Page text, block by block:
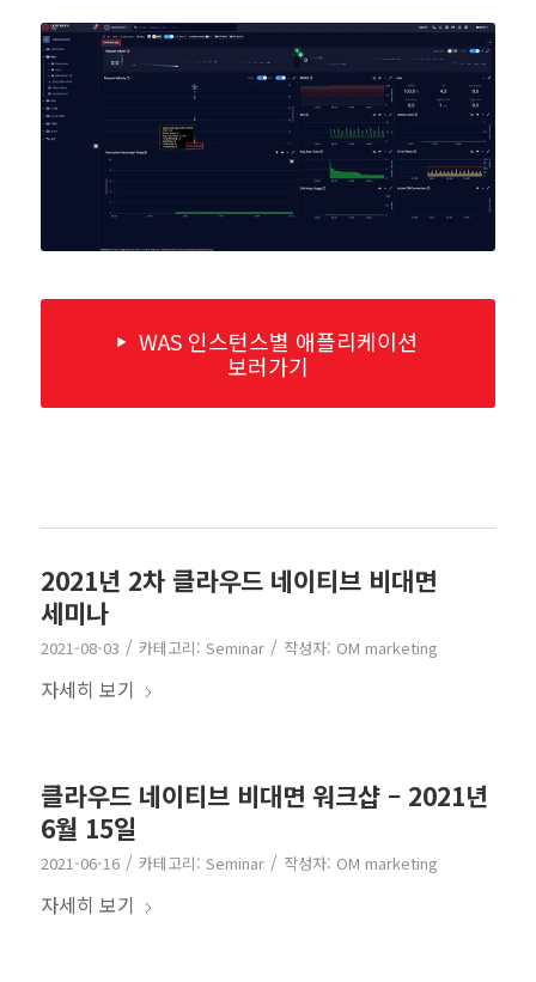
WAS 인스턴스별 애플리케이션
보러가기
2021년 2차 클라우드 네이티브 비대면
세미나
2021-08-03 / 카테고리: Seminar / 작성자: OM marketing
자세히 보기
클라우드 네이티브 비대면 워크샵 – 2021년
6월 15일
2021-06-16 / 카테고리: Seminar / 작성자: OM marketing
자세히 보기